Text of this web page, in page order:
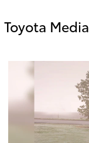
Toyota Media